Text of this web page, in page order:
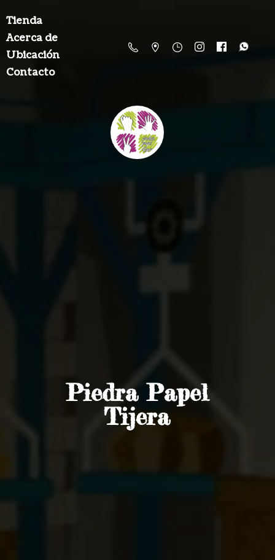
Tienda
Acerca de
Ubicación
Contacto
PiedraPapel
Tijera